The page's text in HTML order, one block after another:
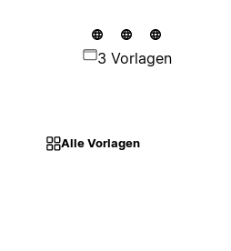
3 Vorlagen
Alle Vorlagen